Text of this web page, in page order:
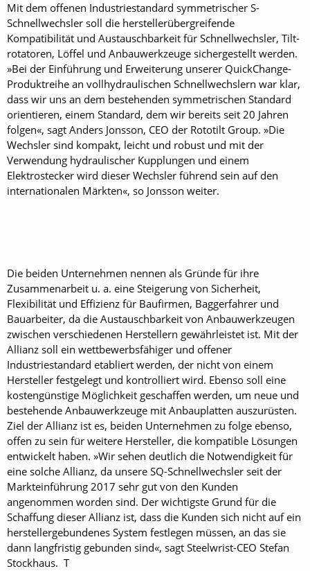
Mit dem offenen Industriestandard symmetrischer S-
Schnellwechsler soll die herstellerübergreifende
Kompatibilität und Austauschbarkeit für Schnellwechsler, Tilt­
rotatoren, Löffel und Anbauwerkzeuge sichergestellt werden.
»Bei der Einführung und Erweiterung unserer QuickChange-
Produktreihe an vollhydraulischen Schnellwechslern war klar,
dass wir uns an dem bestehenden symmetrischen Standard
orientieren, einem Standard, dem wir bereits seit 20 Jahren
folgen«, sagt Anders Jonsson, CEO der Rototilt Group. »Die
Wechsler sind kompakt, leicht und robust und mit der
Verwendung hydraulischer Kupplungen und einem
Elektrostecker wird dieser Wechsler führend sein auf den
internationalen Märkten«, so Jonsson weiter.
Die beiden Unternehmen nennen als Gründe für ihre
Zusammenarbeit u. a. eine Steigerung von Sicherheit,
Flexibilität und Effizienz für Baufirmen, Baggerfahrer und
Bauarbeiter, da die Austauschbarkeit von Anbauwerkzeugen
zwischen verschiedenen Herstellern gewährleistet ist. Mit der
Allianz soll ein wettbewerbsfähiger und offener
Industriestandard etabliert werden, der nicht von einem
Hersteller festgelegt und kontrolliert wird. Ebenso soll eine
kostengünstige Möglichkeit geschaffen werden, um neue und
bestehende Anbauwerkzeuge mit Anbauplatten auszurüsten.
Ziel der Allianz ist es, beiden Unternehmen zu folge ebenso,
offen zu sein für weitere Hersteller, die kompatible Lösungen
entwickelt haben. »Wir sehen deutlich die Notwendigkeit für
eine solche Allianz, da unsere SQ-Schnellwechsler seit der
Markteinführung 2017 sehr gut von den Kunden
angenommen worden sind. Der wichtigste Grund für die
Schaffung dieser Allianz ist, dass die Kunden sich nicht auf ein
herstellergebundenes System festlegen müssen, an das sie
dann langfristig gebunden sind«, sagt Steelwrist-CEO Stefan
Stockhaus. T